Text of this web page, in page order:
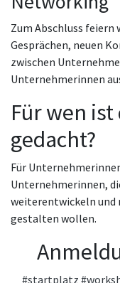
Zum Abschluss feiern
Gesprächen, neuen
zwischen
Unternehmerinnen
Für wen
gedacht?
Für
Unternehmerinnen,
weiterentwickeln und
gestalten wollen.
#startplatz